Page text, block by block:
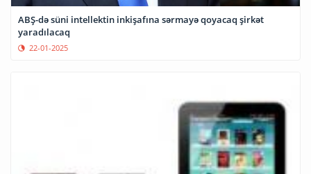
ABŞ-də süni intellektin inkişafına sərmayə qoyacaq şirkət
yaradılacaq
22-01-2025